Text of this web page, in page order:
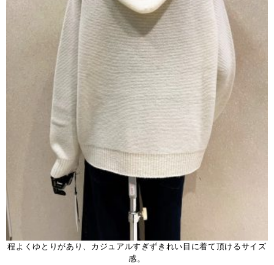
程よくゆとりがあり、カジュアルすぎずきれい目に着て頂けるサイズ
感。